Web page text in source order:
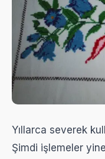
Yıllarca severek
Şimdi işlemeler